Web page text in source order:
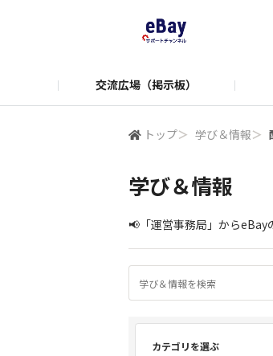
交流広場（掲示板）
トップ＞ 学び＆情報＞
学び＆情報
📢「運営事務局」からeBay
カテゴリを選ぶ